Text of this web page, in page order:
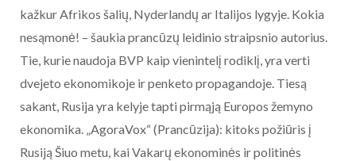
kažkur Afrikos šalių, Nyderlandų ar Italijos lygyje. Kokia
nesąmonė! – šaukia prancūzų leidinio straipsnio autorius.
Tie, kurie naudoja BVP kaip vienintelį rodiklį, yra verti
dvejeto ekonomikoje ir penketo propagandoje. Tiesą
sakant, Rusija yra kelyje tapti pirmąją Europos žemyno
ekonomika. „AgoraVox“ (Prancūzija): kitoks požiūris į
Rusiją Šiuo metu, kai Vakarų ekonominės ir politinės